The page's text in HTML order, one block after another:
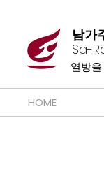
남가
Sa-
열방
HOME